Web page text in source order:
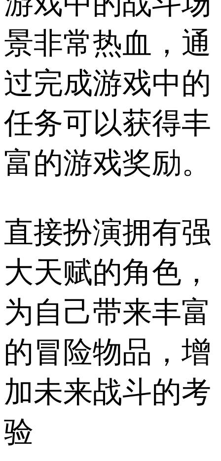
景非常热血，通
过完成游戏中的
任务可以获得丰
富的游戏奖励。
直接扮演拥有强
大天赋的角色，
为自己带来丰富
的冒险物品，增
加未来战斗的考
验